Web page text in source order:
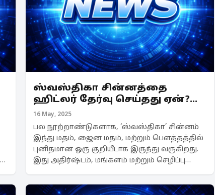
ஸ்வஸ்திகா சின்னத்தை
ஹிட்லர் தேர்வு செய்தது ஏன்?
அதற்கும் இந்து மதத்திற்கும்
என்ன தொடர்பு?
16 May, 2025
பல நூற்றாண்டுகளாக, ‘ஸ்வஸ்திகா’ சின்னம்
இந்து மதம், ஜைன மதம், மற்றும் பௌத்தத்தில்
புனிதமான ஒரு குறியீடாக இருந்து வருகிறது.
இது அதிர்ஷ்டம், மங்களம் மற்றும் செழிப்பு
திருவிழாக்கள், மாங்கல்யம், சமய நிகழ்வுகள்